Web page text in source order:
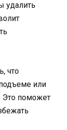
удалить
что
или
Это поможет